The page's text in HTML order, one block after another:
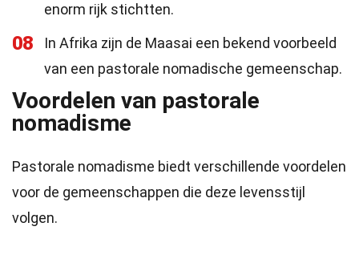
enorm rijk stichtten.
08
In Afrika zijn de Maasai een bekend voorbeeld
van een pastorale nomadische gemeenschap.
Voordelen van pastorale
nomadisme
Pastorale nomadisme biedt verschillende voordelen
voor de gemeenschappen die deze levensstijl
volgen.